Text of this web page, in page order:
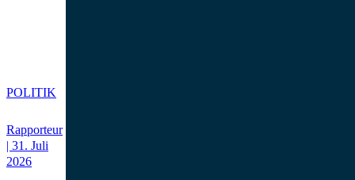
Rapporteur
| 31. Juli
2026
POLITIK